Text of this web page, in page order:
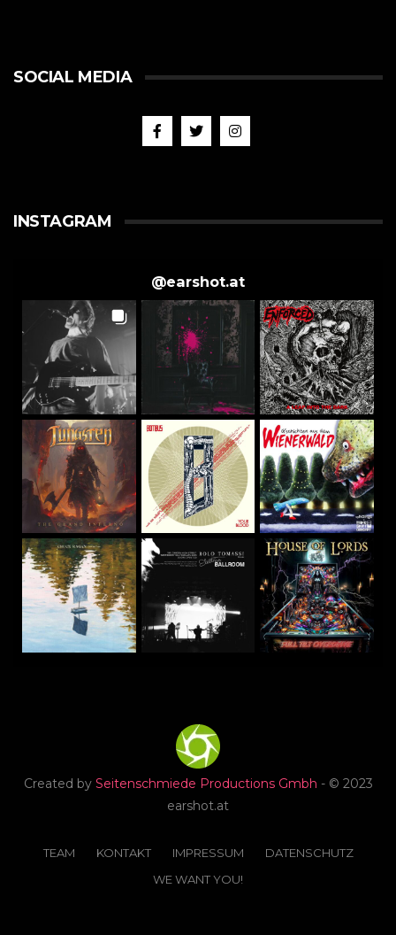
SOCIAL MEDIA
INSTAGRAM
@earshot.at
Created by Seitenschmiede Productions Gmbh - © 2023
earshot.at
TEAM KONTAKT IMPRESSUM
DATENSCHUTZ
WE WANT YOU!